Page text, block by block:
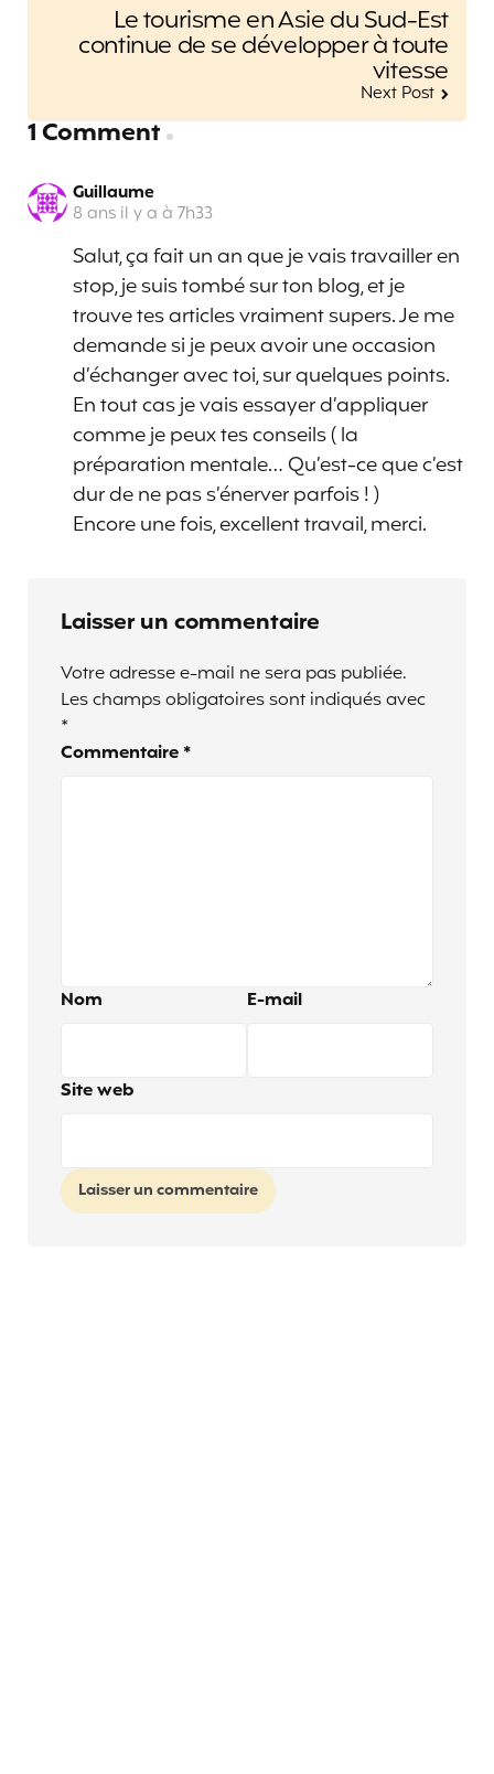
Le tourisme en Asie du Sud-Est
continue de se développer à toute
vitesse
Next Post
1 Comment
Guillaume
8 ans il y a à 7h33
Salut, ça fait un an que je vais travailler en
stop, je suis tombé sur ton blog, et je
trouve tes articles vraiment supers. Je me
demande si je peux avoir une occasion
d’échanger avec toi, sur quelques points.
En tout cas je vais essayer d’appliquer
comme je peux tes conseils ( la
préparation mentale… Qu’est-ce que c’est
dur de ne pas s’énerver parfois ! )
Encore une fois, excellent travail, merci.
Laisser un commentaire
Votre adresse e-mail ne sera pas publiée.
Les champs obligatoires sont indiqués avec
*
Commentaire *
Nom E-mail
Site web